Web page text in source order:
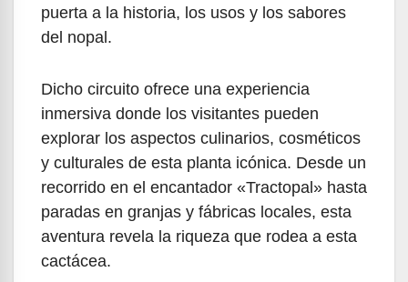
puerta a la historia, los usos y los sabores
del nopal.
Dicho circuito ofrece una experiencia
inmersiva donde los visitantes pueden
explorar los aspectos culinarios, cosméticos
y culturales de esta planta icónica. Desde un
recorrido en el encantador «Tractopal» hasta
paradas en granjas y fábricas locales, esta
aventura revela la riqueza que rodea a esta
cactácea.